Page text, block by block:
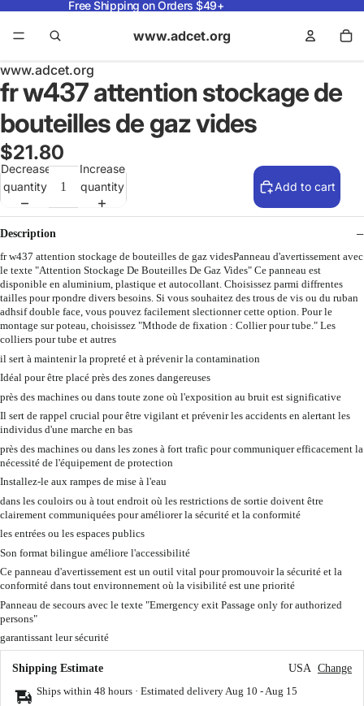
Free Shipping on Orders $49+
www.adcet.org
www.adcet.org
fr w437 attention stockage de
bouteilles de gaz vides
$21.80
Decrease
quantity
Increase
quantity
Add to cart
Description
fr w437 attention stockage de bouteilles de gaz videsPanneau d'avertissement avec
le texte "Attention Stockage De Bouteilles De Gaz Vides" Ce panneau est
disponible en aluminium, plastique et autocollant. Choisissez parmi diffrentes
tailles pour rpondre divers besoins. Si vous souhaitez des trous de vis ou du ruban
adhsif double face, vous pouvez facilement slectionner cette option. Pour le
montage sur poteau, choisissez "Mthode de fixation : Collier pour tube." Les
colliers pour tube et autres
il sert à maintenir la propreté et à prévenir la contamination
Idéal pour être placé près des zones dangereuses
près des machines ou dans toute zone où l'exposition au bruit est significative
Il sert de rappel crucial pour être vigilant et prévenir les accidents en alertant les
individus d'une marche en bas
près des machines ou dans les zones à fort trafic pour communiquer efficacement la
nécessité de l'équipement de protection
Installez-le aux rampes de mise à l'eau
dans les couloirs ou à tout endroit où les restrictions de sortie doivent être
clairement communiquées pour améliorer la sécurité et la conformité
les entrées ou les espaces publics
Son format bilingue améliore l'accessibilité
Ce panneau d'avertissement est un outil vital pour promouvoir la sécurité et la
conformité dans tout environnement où la visibilité est une priorité
Panneau de secours avec le texte "Emergency exit Passage only for authorized
persons"
garantissant leur sécurité
Shipping Estimate USA Change
Ships within 48 hours · Estimated delivery Aug 10 - Aug 15